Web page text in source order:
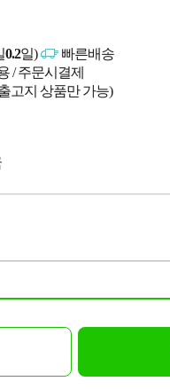
0.2일)
빠른배송
/ 주문시결제
고지 상품만 가능)